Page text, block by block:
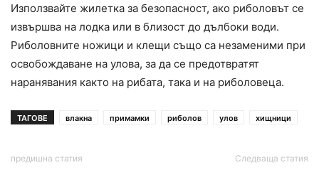
Използвайте жилетка за безопасност, ако риболовът се
извършва на лодка или в близост до дълбоки води.
Риболовните ножици и клещи също са незаменими при
освобождаване на улова, за да се предотвратят
наранявания както на рибата, така и на риболовеца.
ТАГОВЕ влакна примамки риболов улов хищници
предишна статия Следваща статия